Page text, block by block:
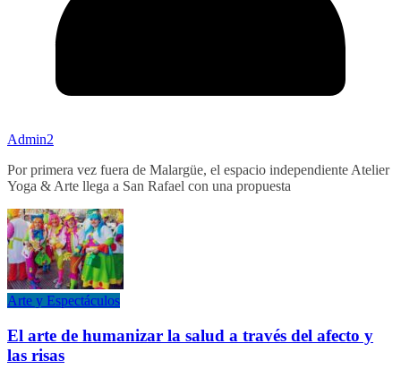
Admin2
Por primera vez fuera de Malargüe, el espacio independiente Atelier
Yoga & Arte llega a San Rafael con una propuesta
Arte y Espectáculos
El arte de humanizar la salud a través del afecto y
las risas